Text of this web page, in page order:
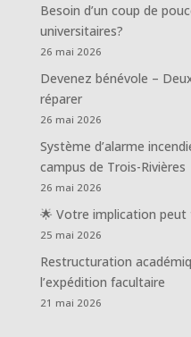
Besoin d’un coup de
universitaires?
26 mai 2026
Devenez bénévole –
réparer
26 mai 2026
Système d’alarme
campus de Trois-Rivières
26 mai 2026
🌟 Votre implication
25 mai 2026
Restructuration
l’expédition facultaire
21 mai 2026